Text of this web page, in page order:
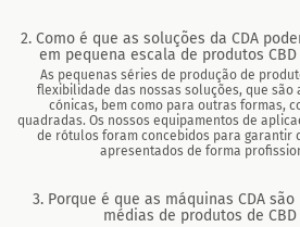
2. Como é que as soluções da CDA
em pequena escala de produtos
As pequenas séries de produção de
flexibilidade das nossas soluções, que são
cónicas, bem como para outras formas,
quadradas. Os nossos equipamentos de
de rótulos foram concebidos para garantir
apresentados de forma
3. Porque é que as máquinas CDA
médias de produtos de